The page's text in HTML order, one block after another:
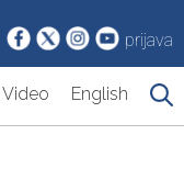
prijava
Video English